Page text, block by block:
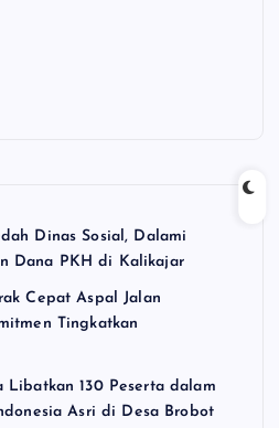
Dinas Sosial, Dalami
Dana PKH di Kalikajar
Cepat Aspal Jalan
Tingkatkan
Libatkan 130 Peserta dalam
Asri di Desa Brobot